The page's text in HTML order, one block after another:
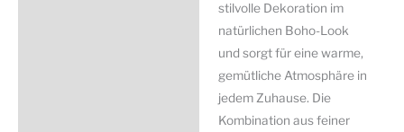
stilvolle Dekoration im
natürlichen Boho-Look
und sorgt für eine warme,
gemütliche Atmosphäre in
jedem Zuhause. Die
Kombination aus feiner